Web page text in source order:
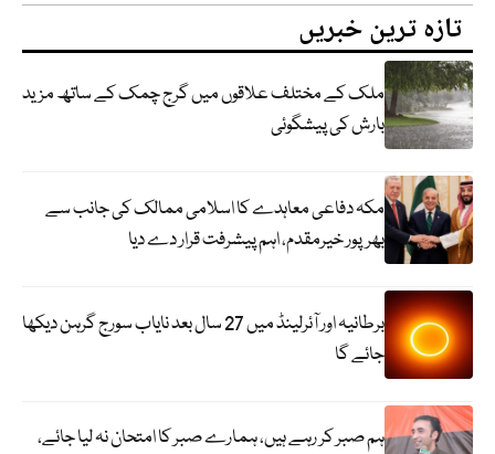
تازہ ترین خبریں
ملک کے مختلف علاقوں میں گرج چمک کے ساتھ مزید
بارش کی پیشگوئی
مکہ دفاعی معاہدے کا اسلامی ممالک کی جانب سے
بھرپور خیرمقدم، اہم پیشرفت قرار دے دیا
برطانیہ اور آئرلینڈ میں 27 سال بعد نایاب سورج گرہن دیکھا
جائے گا
ہم صبر کر رہے ہیں، ہمارے صبر کا امتحان نہ لیا جائے،